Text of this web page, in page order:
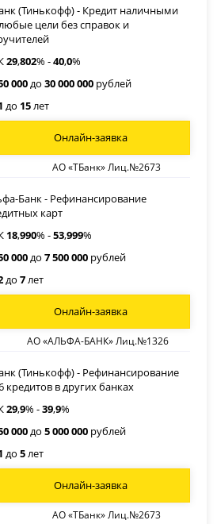
(Тинькофф) - Кредит наличными
цели без справок и
29,802% -40,0%
000до30 000 000 рублей
до 15лет
АО «ТБанк» Лиц.№2673
Онлайн-заявка
Банк - Рефинансирование
карт
18,990% -53,999%
000до7 500 000 рублей
до7лет
АО «АЛЬФА-БАНК» Лиц.№1326
Онлайн-заявка
(Тинькофф) - Рефинансирование
кредитов в других банках
29,9% -39,9%
000до5 000 000 рублей
до5лет
АО «ТБанк» Лиц.№2673
Онлайн-заявка